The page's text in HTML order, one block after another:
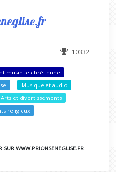
10332
musique chrétienne
Musique et audio
Arts et divertissements
religieux
SUR WWW.PRIONSENEGLISE.FR